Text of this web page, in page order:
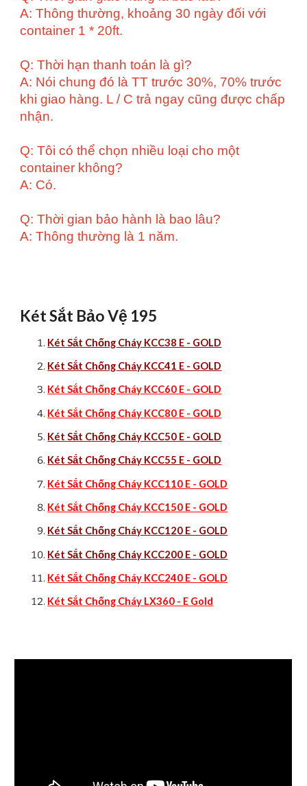
A: Thông thường, khoảng 30 ngày đối với
container 1 * 20ft.
Q: Thời hạn thanh toán là gì?
A: Nói chung đó là TT trước 30%, 70% trước
khi giao hàng. L / C trả ngay cũng được chấp
nhận.
Q: Tôi có thể chọn nhiều loại cho một
container không?
A: Có.
Q: Thời gian bảo hành là bao lâu?
A: Thông thường là 1 năm.
Két Sắt Bảo Vệ 195
Két Sắt Chống Cháy KCC38 E - GOLD
Két Sắt Chống Cháy KCC41 E - GOLD
Két Sắt Chống Cháy KCC60 E - GOLD
Két Sắt Chống Cháy KCC80 E - GOLD
Két Sắt Chống Cháy KCC50 E - GOLD
Két Sắt Chống Cháy KCC55 E - GOLD
Két Sắt Chống Cháy KCC110 E - GOLD
Két Sắt Chống Cháy KCC150 E - GOLD
Két Sắt Chống Cháy KCC120 E - GOLD
Két Sắt Chống Cháy KCC200 E - GOLD
Két Sắt Chống Cháy KCC240 E - GOLD
Két Sắt Chống Cháy LX360 - E Gold